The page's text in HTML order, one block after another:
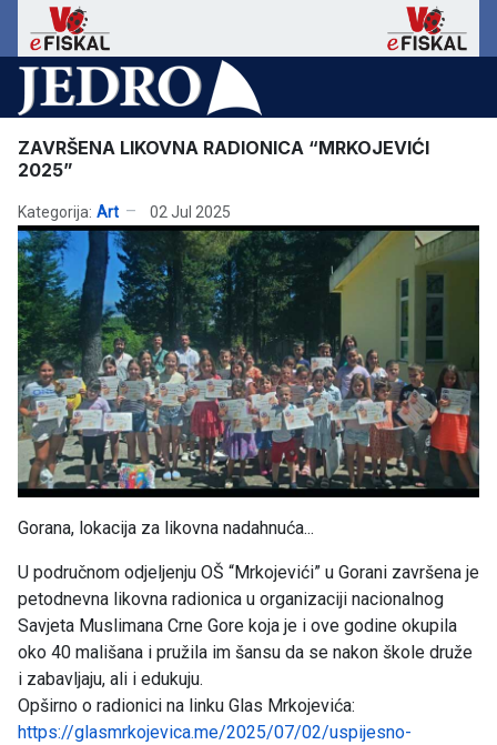
ZAVRŠENA LIKOVNA RADIONICA “MRKOJEVIĆI
2025”
Kategorija: Art 02 Jul 2025
Gorana, lokacija za likovna nadahnuća...
U područnom odjeljenju OŠ “Mrkojevići” u Gorani završena je
petodnevna likovna radionica u organizaciji nacionalnog
Savjeta Muslimana Crne Gore koja je i ove godine okupila
oko 40 mališana i pružila im šansu da se nakon škole druže
i zabavljaju, ali i edukuju.
Opširno o radionici na linku Glas Mrkojevića:
https://glasmrkojevica.me/2025/07/02/uspijesno-